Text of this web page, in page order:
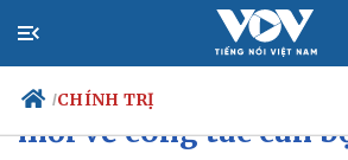
/CHÍNH TRỊ
Bộ Chính trị ban
mới về công tác cán